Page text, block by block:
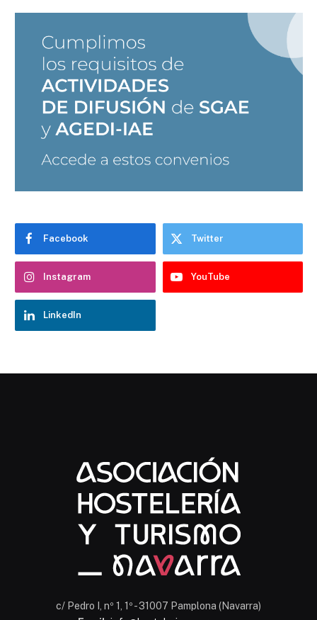
Facebook Twitter
Instagram YouTube
LinkedIn
Chatbot Hostelería Navarra
En línea
c/ Pedro I, nº 1, 1º - 31007 Pamplona (Navarra)